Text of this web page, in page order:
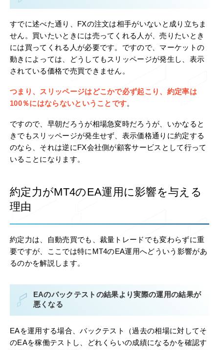
すでに述べた通り、FXの注文は相手がいないと成り立ちま
せん。買いたいときには売ってくれる人が、売りたいとき
には買ってくれる人が必要です。ですので、マーケットの
動きによっては、どうしてもスリッページが発生し、表示
されている価格で売買できません。
つまり、スリッページはどこかで必ず起こり、約定率は
100％にはならないということです。
ですので、早朝だろうが相場急変時だろうが、いかなると
きでもスリッページが発生せず、表示価格通りに約定する
のなら、それは逆にFX会社側が顧客サービスとして行って
いることになります。
約定力がMT4のEA運用に影響を与える
理由
約定力は、自動売買でも、裁量トレードでも変わらずに重
要ですが、ここでは特にMT4のEA運用へどういう影響があ
るのかを解説します。
EAのバックテストの結果より実際の運用の結果が
悪くなる
EAを運用する場合、バックテスト（過去の相場に対してそ
のEAを稼働テストし、どれくらいの成績になるかを確認す